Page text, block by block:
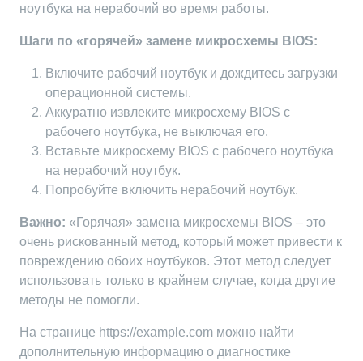
ноутбука на нерабочий во время работы.
Шаги по «горячей» замене микросхемы BIOS:
Включите рабочий ноутбук и дождитесь загрузки
операционной системы.
Аккуратно извлеките микросхему BIOS с
рабочего ноутбука, не выключая его.
Вставьте микросхему BIOS с рабочего ноутбука
на нерабочий ноутбук.
Попробуйте включить нерабочий ноутбук.
Важно: «Горячая» замена микросхемы BIOS – это
очень рискованный метод, который может привести к
повреждению обоих ноутбуков. Этот метод следует
использовать только в крайнем случае, когда другие
методы не помогли.
На странице https://example.com можно найти
дополнительную информацию о диагностике